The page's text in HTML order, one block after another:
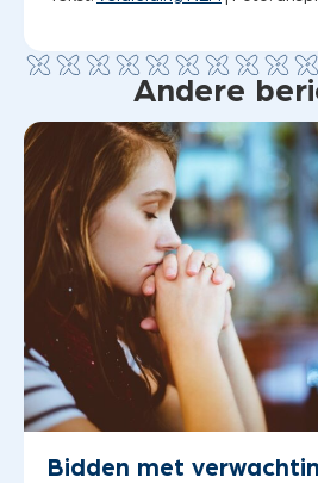
Andere
Bidden met